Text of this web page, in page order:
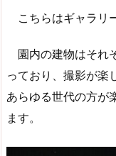
こちらはギャラリ
園内の建物はそれ
っており、撮影が楽
あらゆる世代の方が
ます。